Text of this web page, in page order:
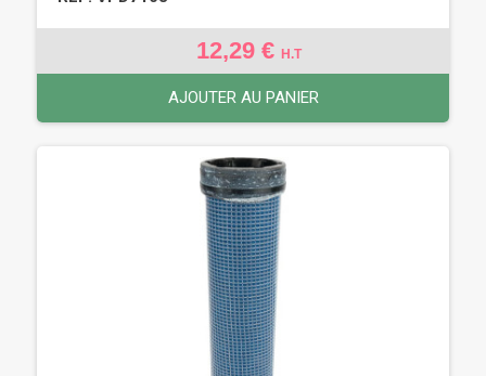
12,29 € H.T
AJOUTER AU PANIER